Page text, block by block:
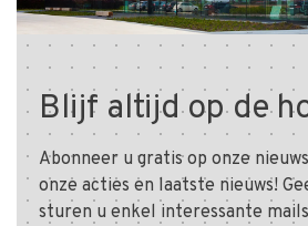
Blijf altijd op de
Abonneer u gratis op onze
onze acties en laatste nieuws!
sturen u enkel interessante